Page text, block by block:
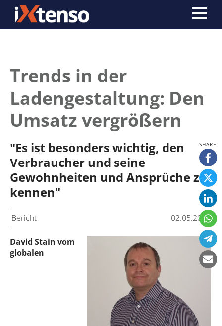
Trends in der
Ladengestaltung: Den
Umsatz vergrößern
"Es ist besonders wichtig, den
Verbraucher und seine
Gewohnheiten und Ansprüche zu
kennen"
Bericht 02.05.2013
David Stain vom
globalen